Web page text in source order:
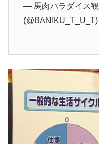
— 馬肉パラダイス観
(@BANIKU_T_U_T)